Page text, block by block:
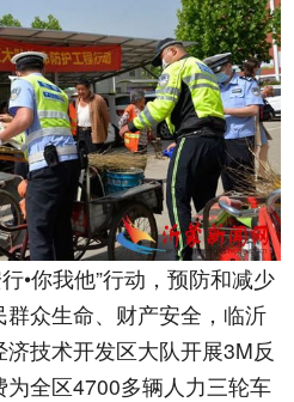
•你我他”行动，预防和减少
众生命、财产安全，临沂
技术开发区大队开展3M反
全区4700多辆人力三轮车